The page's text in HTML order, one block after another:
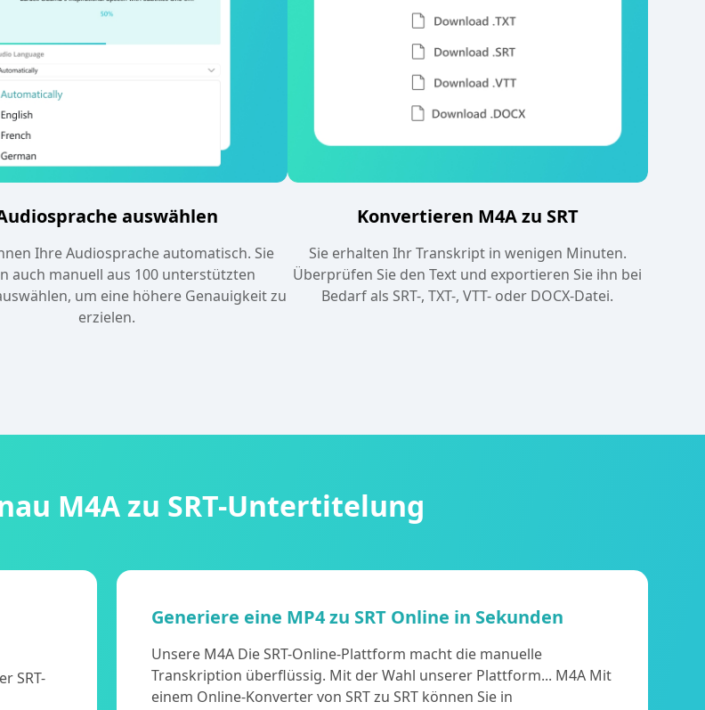
auswählen
Ihre Audiosprache automatisch. Sie
auch manuell aus 100 unterstützten
um eine höhere Genauigkeit zu
erzielen.
Konvertieren M4A zu SRT
Sie erhalten Ihr Transkript in wenigen Minuten.
Überprüfen Sie den Text und exportieren Sie ihn bei
Bedarf als SRT-, TXT-, VTT- oder DOCX-Datei.
M4A zu SRT-Untertitelung
SRT-
Generiere eine MP4 zu SRT Online in Sekunden
Unsere M4A Die SRT-Online-Plattform macht die manuelle
Transkription überflüssig. Mit der Wahl unserer Plattform... M4A Mit
einem Online-Konverter von SRT zu SRT können Sie in